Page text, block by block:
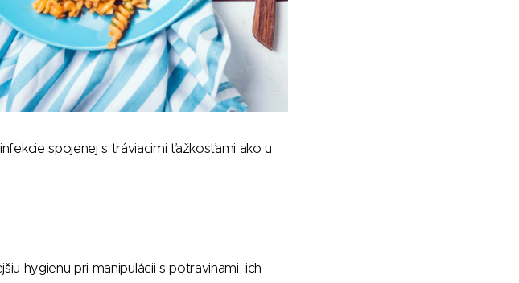
spojenej s tráviacimi ťažkosťami ako u
hygienu pri manipulácii s potravinami, ich